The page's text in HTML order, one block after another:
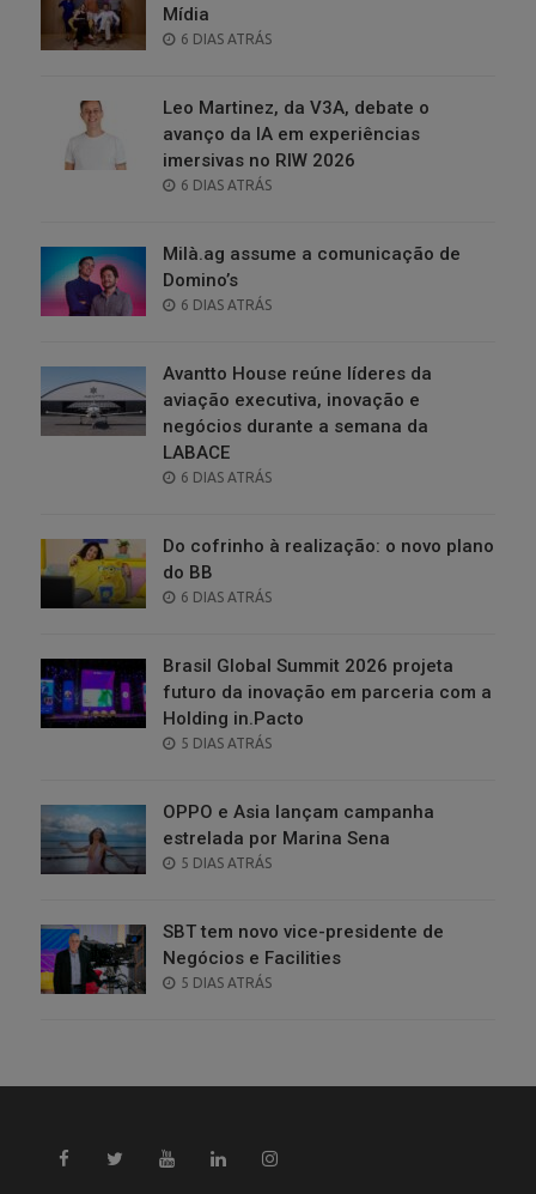
Mídia
POSTED
6 DIAS ATRÁS
Leo Martinez, da V3A, debate o
avanço da IA em experiências
imersivas no RIW 2026
POSTED
6 DIAS ATRÁS
Milà.ag assume a comunicação de
Domino’s
POSTED
6 DIAS ATRÁS
Avantto House reúne líderes da
aviação executiva, inovação e
negócios durante a semana da
LABACE
POSTED
6 DIAS ATRÁS
Do cofrinho à realização: o novo plano
do BB
POSTED
6 DIAS ATRÁS
Brasil Global Summit 2026 projeta
futuro da inovação em parceria com a
Holding in.Pacto
POSTED
5 DIAS ATRÁS
OPPO e Asia lançam campanha
estrelada por Marina Sena
POSTED
5 DIAS ATRÁS
SBT tem novo vice-presidente de
Negócios e Facilities
POSTED
5 DIAS ATRÁS